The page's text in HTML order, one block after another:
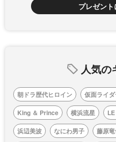
プレゼン
人気の
朝ドラ歴代ヒロイン 仮面ライ
King ＆ Prince
横浜流星
浜辺美波
なにわ男子 藤原